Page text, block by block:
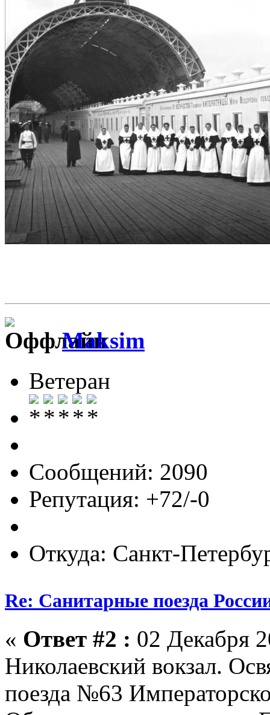
Maksim
Ветеран
Сообщений: 2090
Репутация: +72/-0
Откуда: Санкт-
Re: Санитарные поезда
« Ответ #2 : 02 Декабря
Николаевский вокзал.
поезда №63